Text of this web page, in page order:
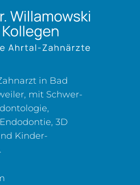
in Bad
mit Schwer­
3D
Kinder­